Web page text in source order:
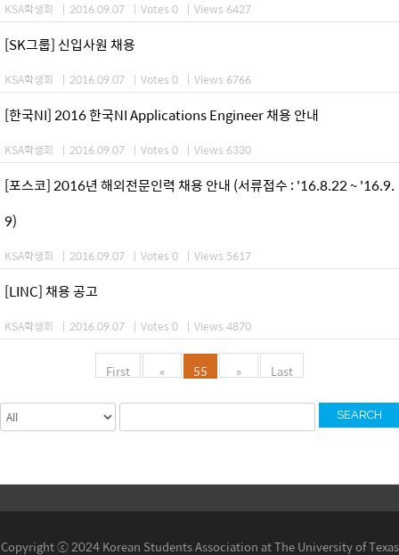
KSA학생회 | 2016.09.07 | Votes 0 | Views 6427
[SK그룹] 신입사원 채용
KSA학생회 | 2016.09.07 | Votes 0 | Views 6766
[한국NI] 2016 한국NI Applications Engineer 채용 안내
KSA학생회 | 2016.09.07 | Votes 0 | Views 6330
[포스코] 2016년 해외전문인력 채용 안내 (서류접수 : '16.8.22 ~ '16.9.
9)
KSA학생회 | 2016.09.07 | Votes 0 | Views 5617
[LINC] 채용 공고
KSA학생회 | 2016.09.07 | Votes 0 | Views 4870
First « 55 » Last
SEARCH
Copyright ⓒ 2024 Korean Students Association at The University of Texas